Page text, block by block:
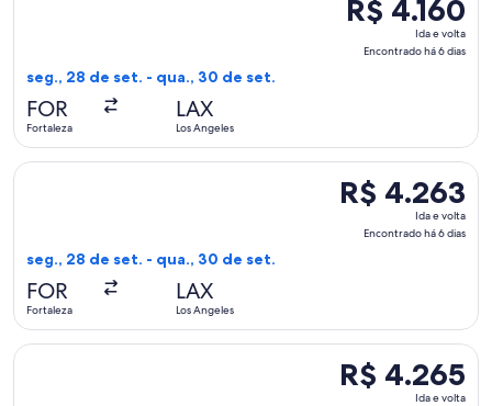
Ida
dias
R$ 4.160
Ida e volta
Encontrado há 6 dias
seg., 28 de set. - qua., 30 de set.
FOR
Fortaleza
LAX
Los Angeles
R$ 4.263
Ida
dias
R$ 4.263
Ida e volta
Encontrado há 6 dias
seg., 28 de set. - qua., 30 de set.
FOR
Fortaleza
LAX
Los Angeles
Selecionar o voo da Delta, que sai em seg., 28 de set. de
R$ 4.265
Ida
R$ 4.265
Ida e volta
Selecionar o voo da Delta, que sai em ter., 11 de ago. de